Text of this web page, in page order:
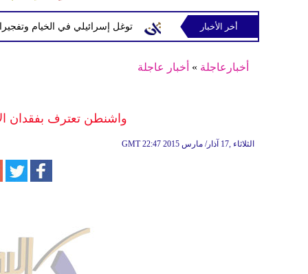
توغل إسرائيلي في الخيام وتفجيرات في رب ثلاثين
أخر الأخبار
أخبارعاجلة » أخبار عاجلة
واشنطن تعترف بفقدان
GMT 22:47 2015 الثلاثاء ,17 آذار/ مارس